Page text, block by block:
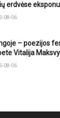
erdvėse
08-06
– poezijos
Vitalija
08-06